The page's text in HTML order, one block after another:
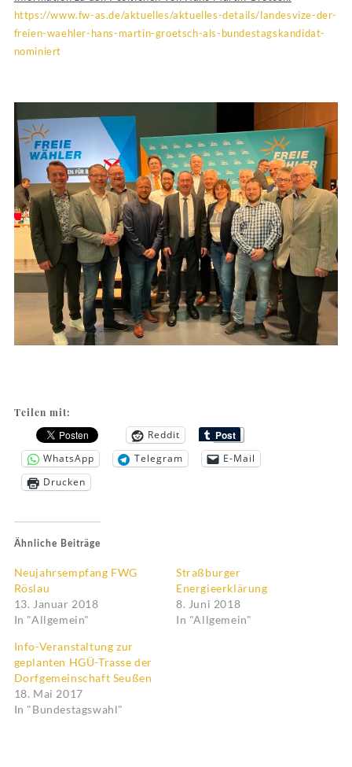
https://www.fw-as.de/aktuelles/aktuelles-details/landesvize-der-
freien-waehler-hans-martin-groetsch-als-bundestagskandidat-
nominiert
Teilen mit:
Reddit
WhatsApp
Telegram
E-Mail
Drucken
Ähnliche Beiträge
Neujahrsempfang FWG
Röslau
13. Januar 2018
In "Allgemein"
Straßburger
Energieerklärung
8. Juni 2018
In "Allgemein"
Info-Veranstaltung zur
geplanten HGÜ-Trasse der
Dorfgemeinschaft Seußen
18. Mai 2017
In "Bundestagswahl"